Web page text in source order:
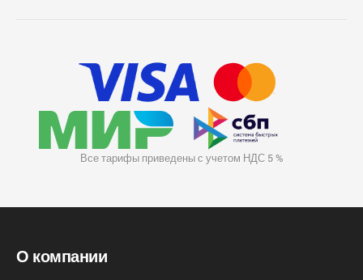
Все тарифы приведены с учетом НДС 5 %
О компании